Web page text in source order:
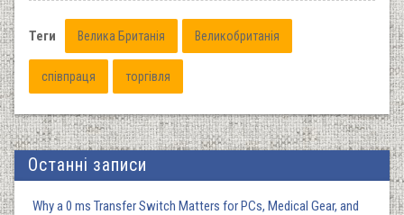
Теги Велика Британія Великобританія
співпраця торгівля
Останні записи
Why a 0 ms Transfer Switch Matters for PCs, Medical Gear, and